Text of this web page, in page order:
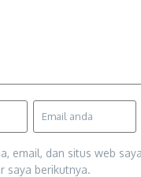
email, dan situs web
saya berikutnya.